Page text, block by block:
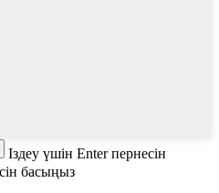
Іздеу үшін Enter пернесін
басыңыз